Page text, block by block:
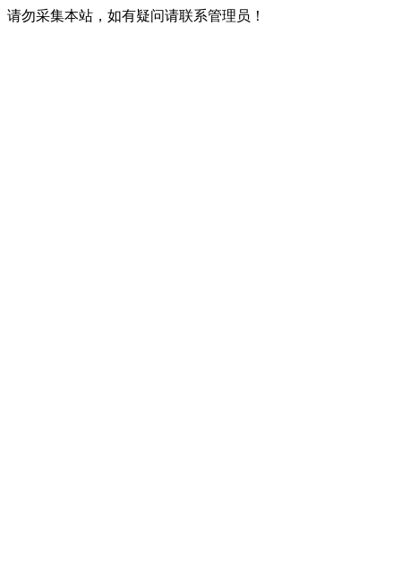
请勿采集本站，如有疑问请联系管理员！